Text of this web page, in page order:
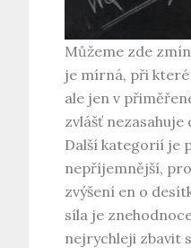
Můžeme zde
je mírná, při
ale jen v
zvlášť nezasahuje
Další kategorií je
nepříjemnější,
zvýšení en o
síla je
nejrychleji zbavit